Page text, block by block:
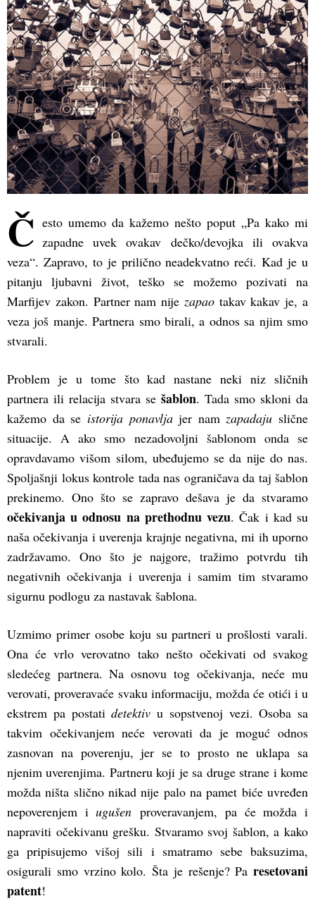
Č esto umemo da kažemo nešto poput „Pa kako mi
zapadne uvek ovakav dečko/devojka ili ovakva
veza“. Zapravo, to je prilično neadekvatno reći. Kad je u
pitanju ljubavni život, teško se možemo pozivati na
Marfijev zakon. Partner nam nije zapaotakav kakav je, a
veza još manje. Partnera smo birali, a odnos sa njim smo
stvarali.
Problem je u tome što kad nastane neki niz sličnih
partnera ili relacija stvara se šablon. Tada smo skloni da
kažemo da se istorija ponavljajer namzapadaju slične
situacije. A ako smo nezadovoljni šablonom onda se
opravdavamo višom silom, ubeđujemo se da nije do nas.
Spoljašnji lokus kontrole tada nas ograničava da taj šablon
prekinemo. Ono što se zapravo dešava je da stvaramo
očekivanja u odnosu na prethodnu vezu. Čak i kad su
naša očekivanja i uverenja krajnje negativna, mi ih uporno
zadržavamo. Ono što je najgore, tražimo potvrdu tih
negativnih očekivanja i uverenja i samim tim stvaramo
sigurnu podlogu za nastavak šablona.
Uzmimo primer osobe koju su partneri u prošlosti varali.
Ona će vrlo verovatno tako nešto očekivati od svakog
sledećeg partnera. Na osnovu tog očekivanja, neće mu
verovati, proveravaće svaku informaciju, možda će otići i u
ekstrem pa postatidetektiv u sopstvenoj vezi. Osoba sa
takvim očekivanjem neće verovati da je moguć odnos
zasnovan na poverenju, jer se to prosto ne uklapa sa
njenim uverenjima. Partneru koji je sa druge strane i kome
možda ništa slično nikad nije palo na pamet biće uvređen
nepoverenjem iugušen proveravanjem, pa će možda i
napraviti očekivanu grešku. Stvaramo svoj šablon, a kako
ga pripisujemo višoj sili i smatramo sebe baksuzima,
osigurali smo vrzino kolo. Šta je rešenje? Pa resetovani
patent!